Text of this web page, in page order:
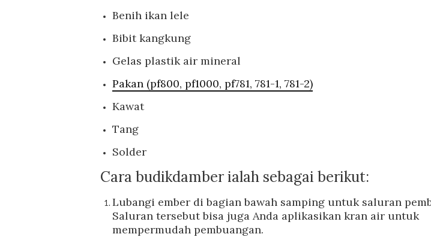
Benih ikan lele
Bibit kangkung
Gelas plastik air mineral
Pakan (pf800, pf1000, pf781, 781-1, 781-2)
Kawat
Tang
Solder
Cara budikdamber ialah sebagai berikut:
Lubangi ember di bagian bawah samping untuk saluran
Saluran tersebut bisa juga Anda aplikasikan kran air untuk
mempermudah pembuangan.